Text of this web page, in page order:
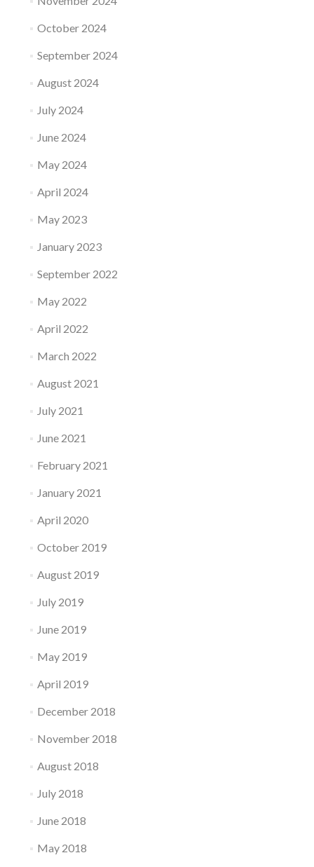
October 2024
September 2024
August 2024
July 2024
June 2024
May 2024
April 2024
May 2023
January 2023
September 2022
May 2022
April 2022
March 2022
August 2021
July 2021
June 2021
February 2021
January 2021
April 2020
October 2019
August 2019
July 2019
June 2019
May 2019
April 2019
December 2018
November 2018
August 2018
July 2018
June 2018
May 2018